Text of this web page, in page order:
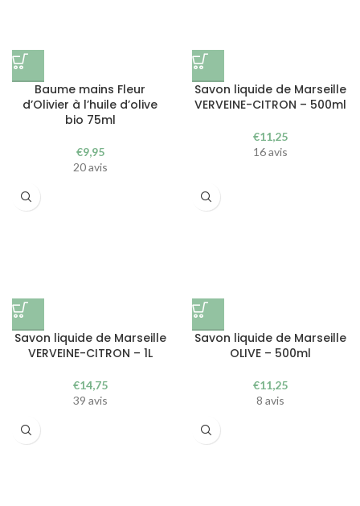
Baume mains Fleur
d’Olivier à l’huile d’olive
bio 75ml
€9,95
20 avis
Savon liquide de Marseille
VERVEINE-CITRON – 500ml
€11,25
16 avis
Savon liquide de Marseille
VERVEINE-CITRON – 1L
€14,75
39 avis
Savon liquide de Marseille
OLIVE – 500ml
€11,25
8 avis